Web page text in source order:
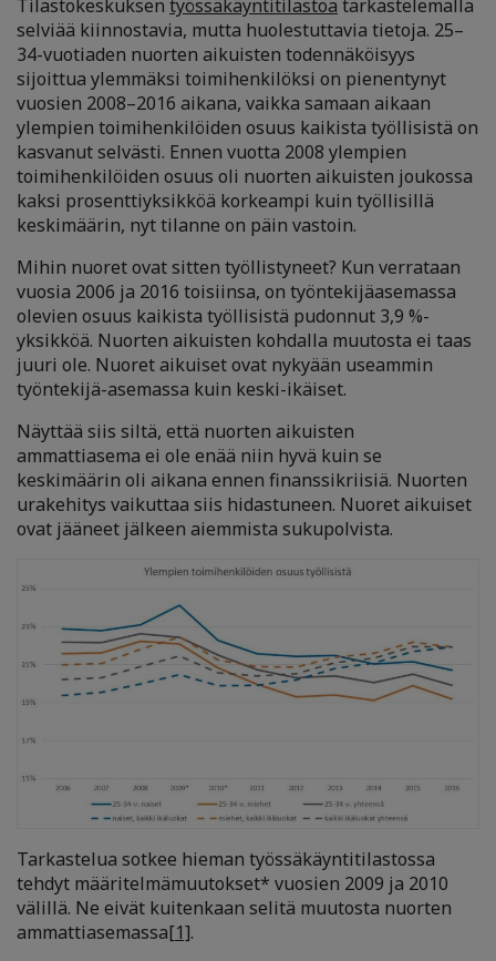
Tilastokeskuksen työssäkäyntitilastoa tarkastelemalla
selviää kiinnostavia, mutta huolestuttavia tietoja. 25–
34-vuotiaden nuorten aikuisten todennäköisyys
sijoittua ylemmäksi toimihenkilöksi on pienentynyt
vuosien 2008–2016 aikana, vaikka samaan aikaan
ylempien toimihenkilöiden osuus kaikista työllisistä on
kasvanut selvästi. Ennen vuotta 2008 ylempien
toimihenkilöiden osuus oli nuorten aikuisten joukossa
kaksi prosenttiyksikköä korkeampi kuin työllisillä
keskimäärin, nyt tilanne on päin vastoin.
Mihin nuoret ovat sitten työllistyneet? Kun verrataan
vuosia 2006 ja 2016 toisiinsa, on työntekijäasemassa
olevien osuus kaikista työllisistä pudonnut 3,9 %-
yksikköä. Nuorten aikuisten kohdalla muutosta ei taas
juuri ole. Nuoret aikuiset ovat nykyään useammin
työntekijä-asemassa kuin keski-ikäiset.
Näyttää siis siltä, että nuorten aikuisten
ammattiasema ei ole enää niin hyvä kuin se
keskimäärin oli aikana ennen finanssikriisiä. Nuorten
urakehitys vaikuttaa siis hidastuneen. Nuoret aikuiset
ovat jääneet jälkeen aiemmista sukupolvista.
Tarkastelua sotkee hieman työssäkäyntitilastossa
tehdyt määritelmämuutokset* vuosien 2009 ja 2010
välillä. Ne eivät kuitenkaan selitä muutosta nuorten
ammattiasemassa[1].